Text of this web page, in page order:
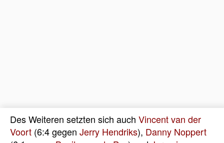
Des Weiteren setzten sich auch Vincent van der
Voort (6:4 gegen Jerry Hendriks), Danny Noppert